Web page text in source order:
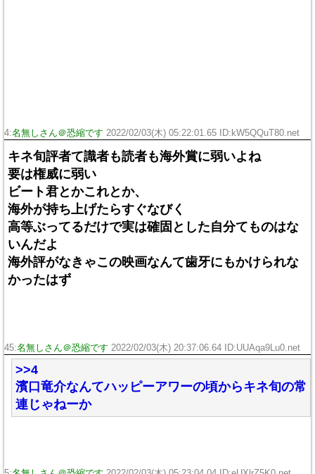
4:名無しさん＠恐縮です 2022/02/03(木) 05:22:01.65 ID:kW5QQuT80.net
キネ旬評者て識者も読者も海外賞に弱いよね
要は権威に弱い
ビート君とかこれとか、
海外が持ち上げたらすぐなびく
高等ぶってるだけで実は確固とした自分てものはな
いんだよ
海外評がなきゃこの映画なんて歯牙にもかけられな
かったはず
45:名無しさん＠恐縮です 2022/02/03(木) 20:37:06.64 ID:UUAqa9Lu0.net
>>4
濱口竜介なんてハッピーアワーの頃からキネ旬の常
連じゃねーか